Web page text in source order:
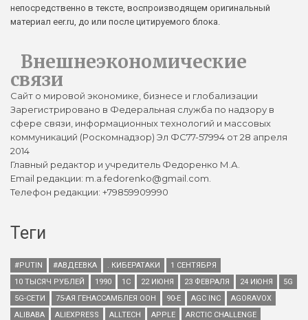
непосредственно в тексте, воспроизводящем оригинальный
материал eer.ru, до или после цитируемого блока.
Внешнеэкономические
связи
Сайт о мировой экономике, бизнесе и глобализации
Зарегистрировано в Федеральная служба по надзору в
сфере связи, информационных технологий и массовых
коммуникаций (Роскомнадзор) Эл ФС77-57994 от 28 апреля
2014
Главный редактор и учредитель Федоренко М.А.
Email редакции: m.a.fedorenko@gmail.com.
Телефон редакции: +79859909990
Теги
#PUTIN #АВДЕЕВКА . КИБЕРАТАКИ
1 СЕНТЯБРЯ
10 ТЫСЯЧ РУБЛЕЙ
1990 1С 22 ИЮНЯ 23 ФЕВРАЛЯ 24 ИЮНЯ
5G
5G-СЕТИ
75-АЯ ГЕНАССАМБЛЕЯ ООН 90-Е AGC INC
AGORAVOX
ALIBABA
ALIEXPRESS ALLTECH APPLE
ARCTIC CHALLENGE